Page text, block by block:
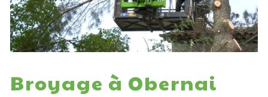
Broyage à Obernai